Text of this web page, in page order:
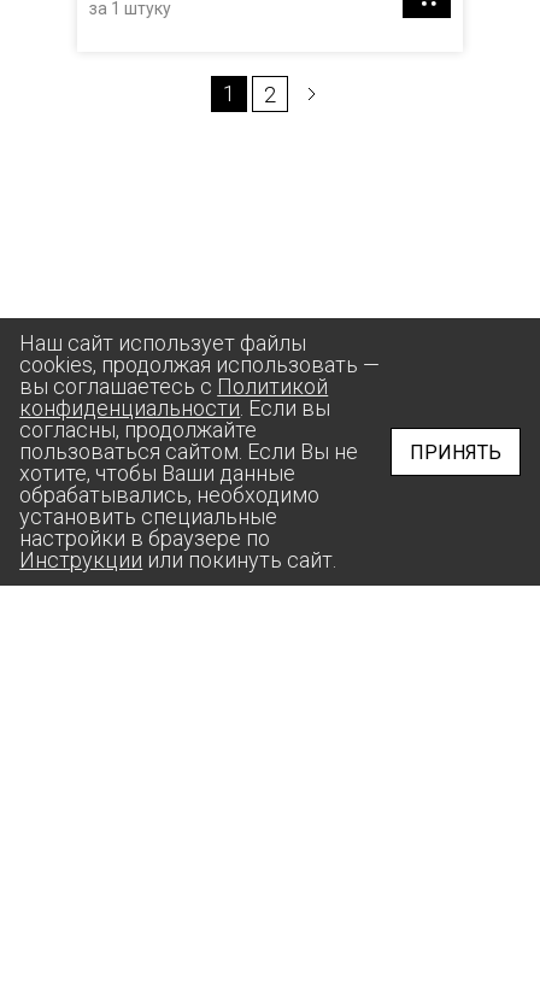
за 1 штуку
1 2
Наш сайт использует файлы
cookies, продолжая использовать —
вы соглашаетесь с Политикой
конфиденциальности . Если вы
согласны, продолжайте
пользоваться сайтом. Если Вы не
хотите, чтобы Ваши данные
обрабатывались, необходимо
установить специальные
настройки в браузере по
Инструкции или покинуть сайт.
ПРИНЯТЬ